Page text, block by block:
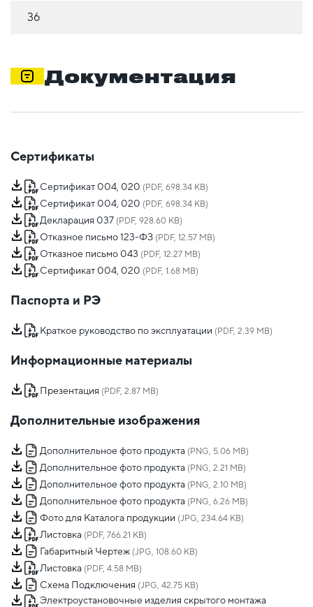
36
Документация
Сертификаты
Сертификат 004, 020 (PDF, 698.34 KB)
Сертификат 004, 020 (PDF, 698.34 KB)
Декларация 037 (PDF, 928.60 KB)
Отказное письмо 123-ФЗ (PDF, 12.57 MB)
Отказное письмо 043 (PDF, 12.27 MB)
Сертификат 004, 020 (PDF, 1.68 MB)
Паспорта и РЭ
Краткое руководство по эксплуатации (PDF, 2.39 MB)
Информационные материалы
Презентация (PDF, 2.87 MB)
Дополнительные изображения
Дополнительное фото продукта (PNG, 5.06 MB)
Дополнительное фото продукта (PNG, 2.21 MB)
Дополнительное фото продукта (PNG, 2.10 MB)
Дополнительное фото продукта (PNG, 6.26 MB)
Фото для Каталога продукции (JPG, 234.64 KB)
Листовка (PDF, 766.21 KB)
Габаритный Чертеж (JPG, 108.60 KB)
Листовка (PDF, 4.58 MB)
Схема Подключения (JPG, 42.75 KB)
Электроустановочные изделия скрытого монтажа